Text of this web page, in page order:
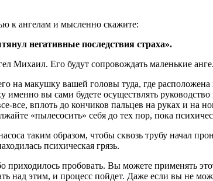
к ангелам и мысленно скажите:
негативные последствия страха».
Михаил. Его будут сопровождать маленькие
на макушку вашей головы туда, где
вы сами будете осуществлять
все, вплоть до кончиков пальцев на руках и на
«пылесосить» себя до тех пор, пока
таким образом, чтобы сквозь трубу начал
психическая грязь.
пробовать. Вы можете применять
над этим, и процесс пойдет. Даже если вы не